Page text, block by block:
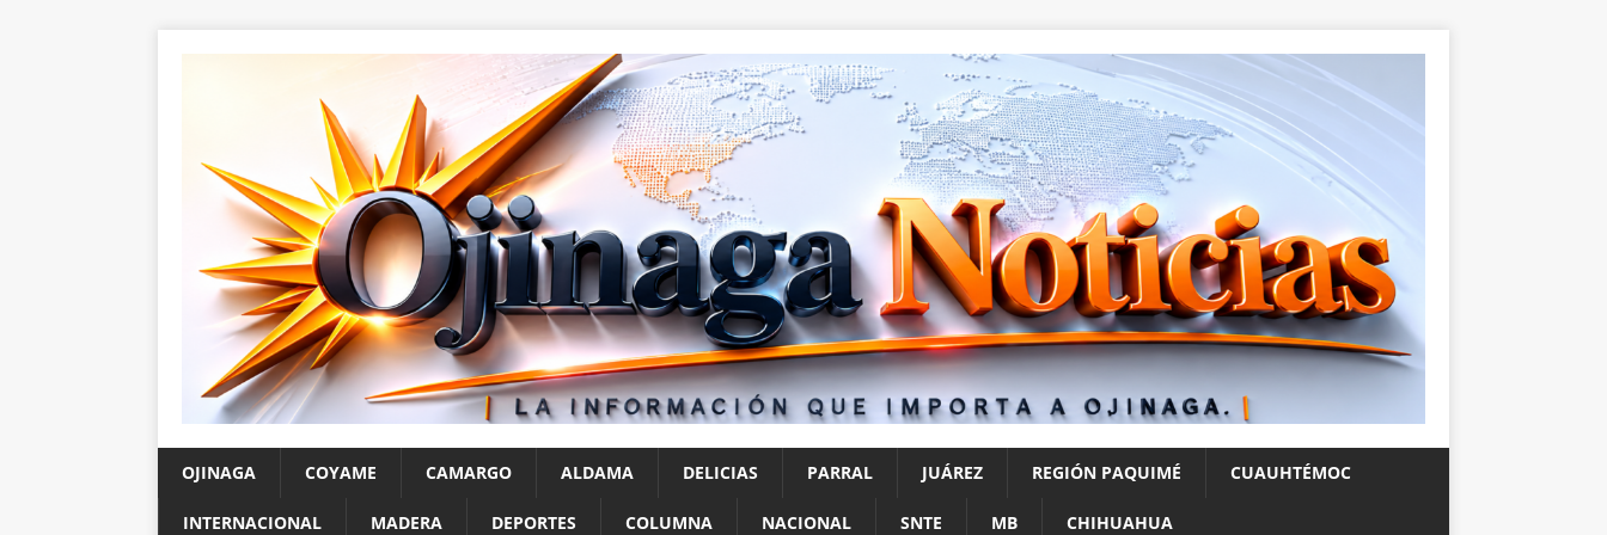
OJINAGA COYAME CAMARGO ALDAMA DELICIAS PARRAL JUÁREZ REGIÓN PAQUIMÉ CUAUHTÉMOC
INTERNACIONAL MADERA DEPORTES COLUMNA NACIONAL SNTE MB CHIHUAHUA